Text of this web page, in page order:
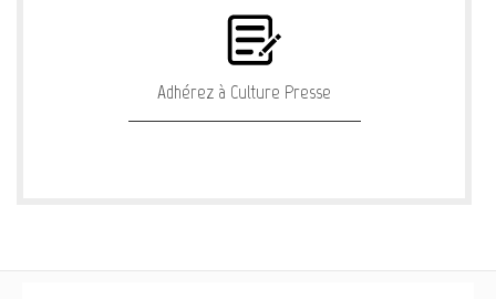
Adhérez à Culture Presse